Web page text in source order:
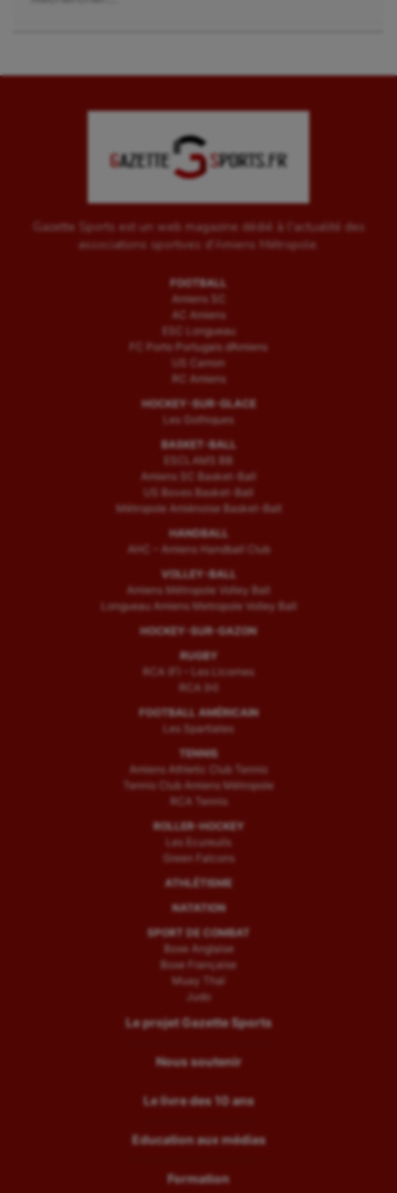
Gazette Sports est un web magazine dédié à l'actualité des
associations sportives d'Amiens Métropole.
FOOTBALL
Amiens SC
AC Amiens
ESC Longueau
FC Porto Portugais d’Amiens
US Camon
RC Amiens
HOCKEY-SUR-GLACE
Les Gothiques
BASKET-BALL
ESCLAMS BB
Amiens SC Basket-Ball
US Boves Basket-Ball
Métropole Amiénoise Basket-Ball
HANDBALL
AHC – Amiens Handball Club
VOLLEY-BALL
Amiens Métropole Volley Ball
Longueau Amiens Metropole Volley Ball
HOCKEY-SUR-GAZON
RUGBY
RCA (F) – Les Licornes
RCA (H)
FOOTBALL AMÉRICAIN
Les Spartiates
TENNIS
Amiens Athletic Club Tennis
Tennis Club Amiens Métropole
RCA Tennis
ROLLER-HOCKEY
Les Ecureuils
Green Falcons
ATHLÉTISME
NATATION
SPORT DE COMBAT
Boxe Anglaise
Boxe Française
Muay Thaï
Judo
Le projet Gazette Sports
Nous soutenir
Le livre des 10 ans
Education aux médias
Formation